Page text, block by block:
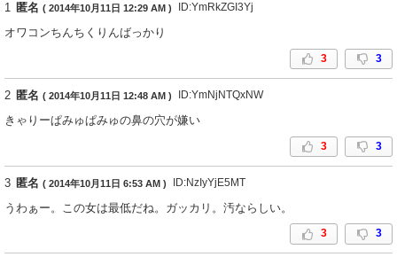
1 匿名 ( 2014年10月11日 12:29 AM ) ID:YmRkZGI3Yj
オワコンちんちくりんばっかり
3 3
2 匿名 ( 2014年10月11日 12:48 AM ) ID:YmNjNTQxNW
きゃりーぱみゅぱみゅの鼻の穴が嫌い
3 3
3 匿名 ( 2014年10月11日 6:53 AM ) ID:NzIyYjE5MT
うわぁー。この女は最低だね。ガッカリ。汚ならしい。
3 3